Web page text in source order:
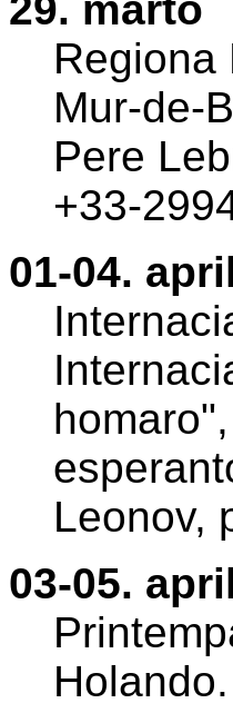
29. marto
Regiona
Mur-de-
Pere
+33-
01-04.
Leonov,
03-05.